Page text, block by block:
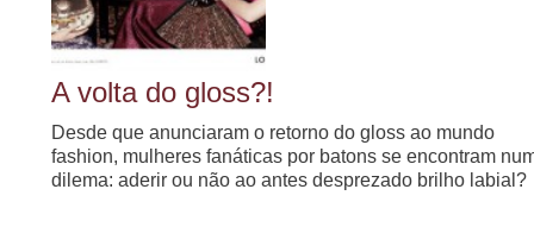
A volta do gloss?!
Desde que anunciaram o retorno do gloss ao mundo
fashion, mulheres fanáticas por batons se encontram
dilema: aderir ou não ao antes desprezado brilho labial?